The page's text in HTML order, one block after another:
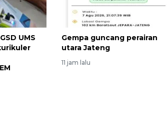
UMS
Gempa guncang perairan
utara Jateng
11 jam lalu